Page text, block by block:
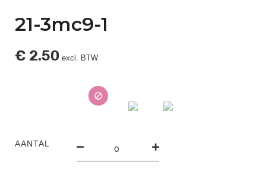
21-3mc9-1
€ 2.50 excl. BTW
AANTAL